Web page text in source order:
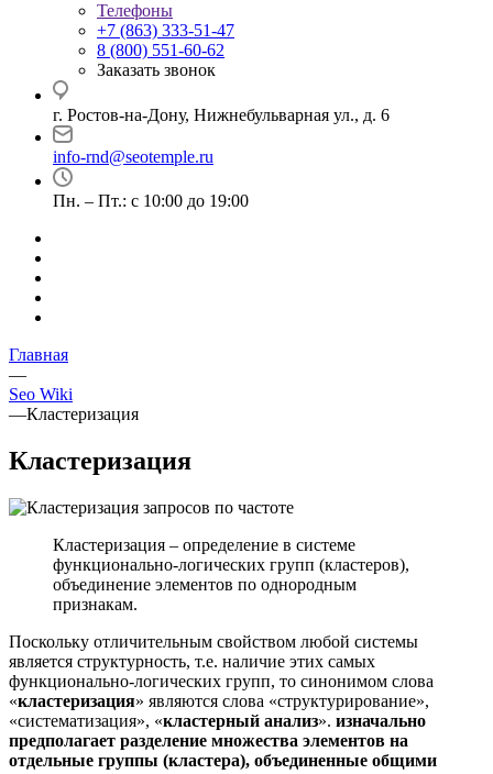
Телефоны
+7 (863) 333-51-47
8 (800) 551-60-62
Заказать звонок
г. Ростов-на-Дону, Нижнебульварная ул., д. 6
info-rnd@seotemple.ru
Пн. – Пт.: с 10:00 до 19:00
Главная
—
Seo Wiki
—Кластеризация
Кластеризация
Кластеризация – определение в системе
функционально-логических групп (кластеров),
объединение элементов по однородным
признакам.
Поскольку отличительным свойством любой системы
является структурность, т.е. наличие этих самых
функционально-логических групп, то синонимом слова
«кластеризация» являются слова «структурирование»,
«систематизация», «кластерный анализ». изначально
предполагает разделение множества элементов на
отдельные группы (кластера), объединенные общими